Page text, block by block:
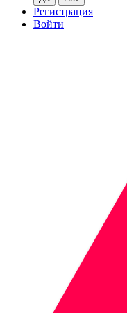
Регистрация
Войти